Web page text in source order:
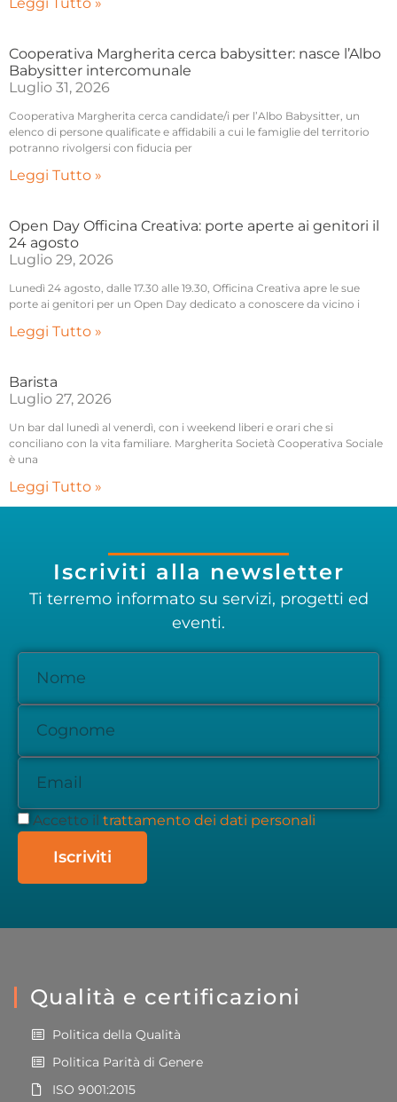
Cooperativa Margherita cerca babysitter: nasce l’Albo
Babysitter intercomunale
Luglio 31, 2026
Cooperativa Margherita cerca candidate/i per l’Albo Babysitter, un
elenco di persone qualificate e affidabili a cui le famiglie del territorio
potranno rivolgersi con fiducia per
Leggi Tutto »
Open Day Officina Creativa: porte aperte ai genitori il
24 agosto
Luglio 29, 2026
Lunedì 24 agosto, dalle 17.30 alle 19.30, Officina Creativa apre le sue
porte ai genitori per un Open Day dedicato a conoscere da vicino i
Leggi Tutto »
Barista
Luglio 27, 2026
Un bar dal lunedì al venerdì, con i weekend liberi e orari che si
conciliano con la vita familiare. Margherita Società Cooperativa Sociale
è una
Leggi Tutto »
Iscriviti alla newsletter
Ti terremo informato su servizi, progetti ed
eventi.
Accetto il trattamento dei dati personali
Iscriviti
Qualità e certificazioni
Politica della Qualità
Politica Parità di Genere
ISO 9001:2015